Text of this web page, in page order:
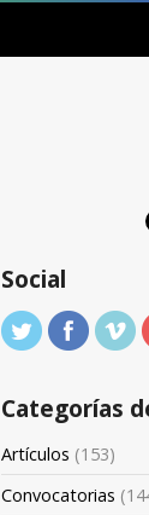
Social
Categorías
Artículos (153)
Convocatorias